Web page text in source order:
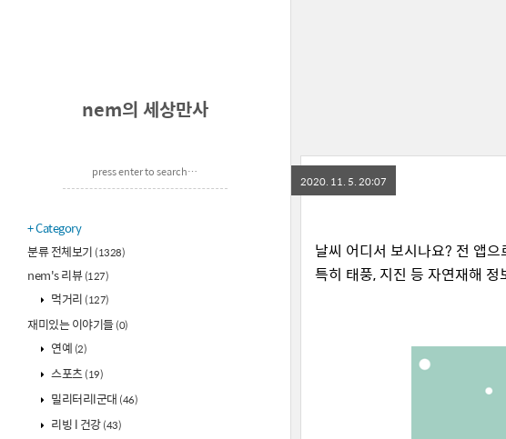
nem의 세상만사
Category
분류 전체보기 (1328)
nem's 리뷰(127)
먹거리 (127)
재미있는 이야기들(0)
연예 (2)
스포츠(19)
밀리터리l군대 (46)
리빙 l 건강(43)
2020. 11. 5. 20:07
날씨 어디서 보시나요? 전 앱으
특히 태풍, 지진 등 자연재해